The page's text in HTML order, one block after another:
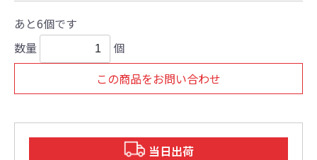
あと6個です
数量
個
この商品をお問い合わせ
当日出荷